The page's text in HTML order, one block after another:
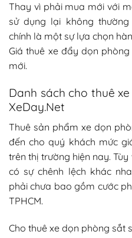
Thay vì phải mua mới với
sử dụng lại không
chính là một sự lựa chọn
Giá thuê xe đẩy dọn
mới.
Danh sách cho thuê
XeDay.Net
Thuê sản phẩm xe dọn
đến cho quý khách mức
trên thị trường hiện nay.
có sự chênh lệch khác
phải chưa bao gồm cước
TPHCM.
Cho thuê xe dọn phòng sắt